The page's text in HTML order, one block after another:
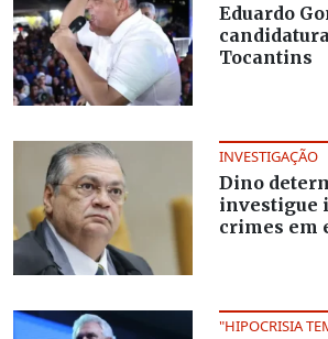
Eduardo
Tocantins
INVESTIGAÇÃO
Dino
investigue
crimes em
"HIPOCRISIA